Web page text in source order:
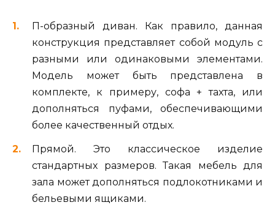
П-образный диван. Как правило, данная
конструкция представляет собой модуль с
разными или одинаковыми элементами.
Модель может быть представлена в
комплекте, к примеру, софа + тахта, или
дополняться пуфами, обеспечивающими
более качественный отдых.
Прямой. Это классическое изделие
стандартных размеров. Такая мебель для
зала может дополняться подлокотниками и
бельевыми ящиками.